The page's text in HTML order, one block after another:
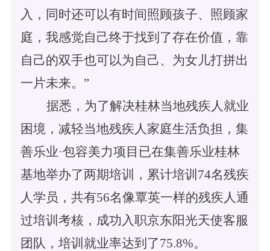
入，同时还可以有时间照顾孩子、照顾家
庭，我感觉自己终于找到了存在价值，靠
自己的双手也可以为自己、为女儿打拼出
一片未来。”
据悉，为了解决桂林当地残疾人就业
困境，减轻当地残疾人家庭生活负担，集
善乐业·包容美力项目已在集善乐业桂林
基地举办了两期培训，累计培训74名残疾
人学员，共有56名像覃英一样的残疾人通
过培训考核，成功入职京东阳光天使客服
团队，培训就业率达到了75.8%。